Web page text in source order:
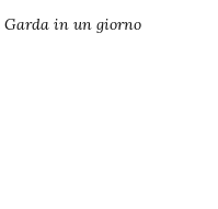
Garda in un giorno